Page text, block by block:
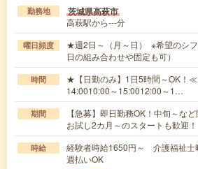
勤務地 茨城県高萩市
高萩駅から---分
曜日頻度
★週2日～（月～日） ※希望のシ
日の組み合わせや固定も可）
時間
★【日勤のみ】1日5時間～OK！
14:0010:00～15:0012:00～1…
期間
【急募】即日勤務OK！中旬～
お試し2カ月～のスタートも歓迎！
時給
経験者時給1650円～ 介護福祉
週払いOK